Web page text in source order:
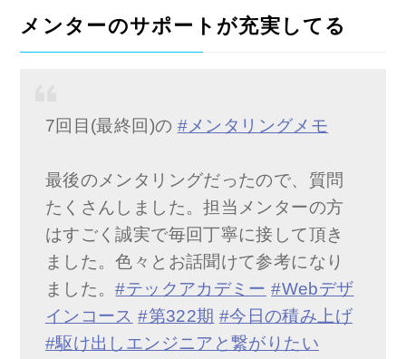
メンターのサポートが充実してる
7回目(最終回)の #メンタリングメモ
最後のメンタリングだったので、質問
たくさんしました。担当メンターの方
はすごく誠実で毎回丁寧に接して頂き
ました。色々とお話聞けて参考になり
ました。#テックアカデミー #Webデザ
インコース #第322期 #今日の積み上げ
#駆け出しエンジニアと繋がりたい